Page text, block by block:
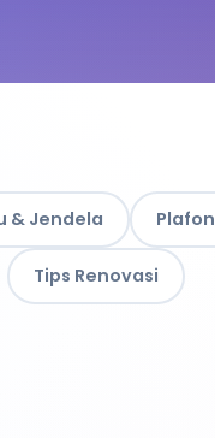
& Jendela Plafon
Tips Renovasi